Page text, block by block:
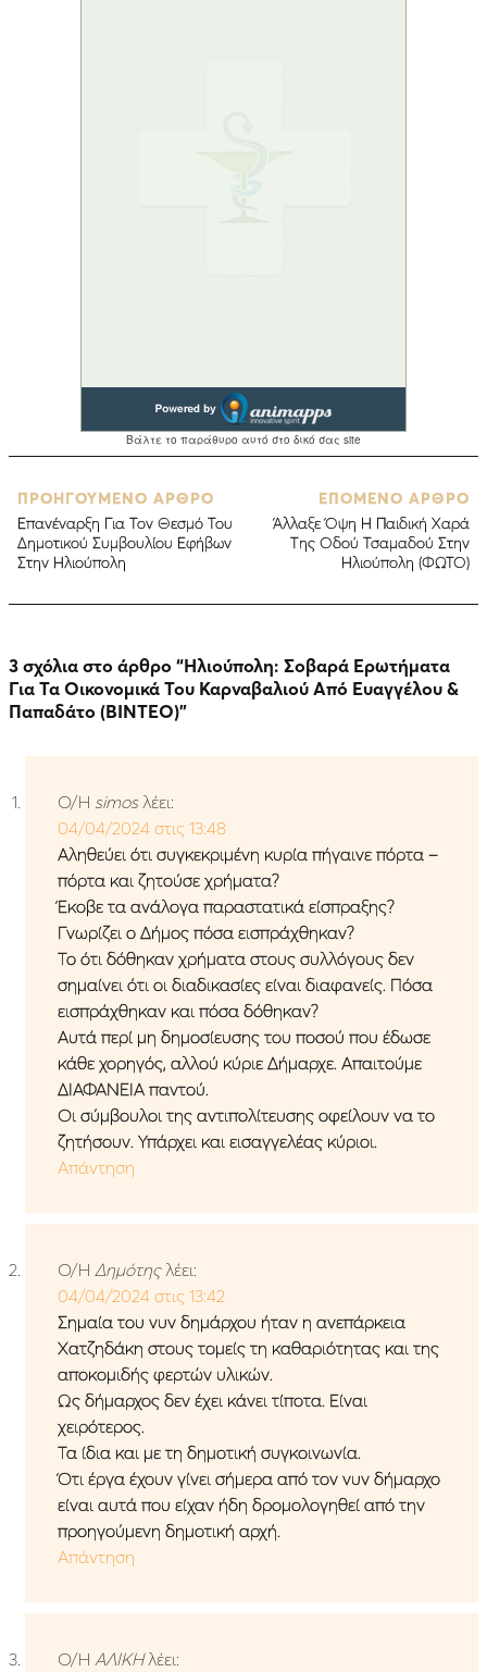
ΠΡΟΗΓΟΥΜΕΝΟ ΑΡΘΡΟ
Επανέναρξη Για Τον Θεσμό Του
Δημοτικού Συμβουλίου Εφήβων
Στην Ηλιούπολη
ΕΠΟΜΕΝΟ ΑΡΘΡΟ
Άλλαξε Όψη Η Παιδική Χαρά
Της Οδού Τσαμαδού Στην
Ηλιούπολη (ΦΩΤΟ)
3 σχόλια στο άρθρο “Ηλιούπολη: Σοβαρά Ερωτήματα
Για Τα Οικονομικά Του Καρναβαλιού Από Ευαγγέλου &
Παπαδάτο (ΒΙΝΤΕΟ)”
Ο/Η simos λέει:
04/04/2024 στις 13:48
Αληθεύει ότι συγκεκριμένη κυρία πήγαινε πόρτα –
πόρτα και ζητούσε χρήματα?
Έκοβε τα ανάλογα παραστατικά είσπραξης?
Γνωρίζει ο Δήμος πόσα εισπράχθηκαν?
Το ότι δόθηκαν χρήματα στους συλλόγους δεν
σημαίνει ότι οι διαδικασίες είναι διαφανείς. Πόσα
εισπράχθηκαν και πόσα δόθηκαν?
Αυτά περί μη δημοσίευσης του ποσού που έδωσε
κάθε χορηγός, αλλού κύριε Δήμαρχε. Απαιτούμε
ΔΙΑΦΑΝΕΙΑ παντού.
Οι σύμβουλοι της αντιπολίτευσης οφείλουν να το
ζητήσουν. Υπάρχει και εισαγγελέας κύριοι.
Απάντηση
Ο/Η Δημότης λέει:
04/04/2024 στις 13:42
Σημαία του νυν δημάρχου ήταν η ανεπάρκεια
Χατζηδάκη στους τομείς τη καθαριότητας και της
αποκομιδής φερτών υλικών.
Ως δήμαρχος δεν έχει κάνει τίποτα. Είναι
χειρότερος.
Τα ίδια και με τη δημοτική συγκοινωνία.
Ότι έργα έχουν γίνει σήμερα από τον νυν δήμαρχο
είναι αυτά που είχαν ήδη δρομολογηθεί από την
προηγούμενη δημοτική αρχή.
Απάντηση
Ο/Η ΑΛΙΚΗ λέει: